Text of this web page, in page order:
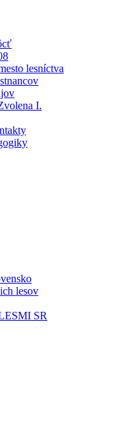
lesníctva
I.
lesov
SR